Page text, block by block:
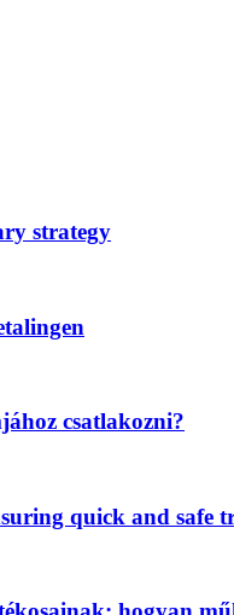
strategy
csatlakozni?
quick and safe